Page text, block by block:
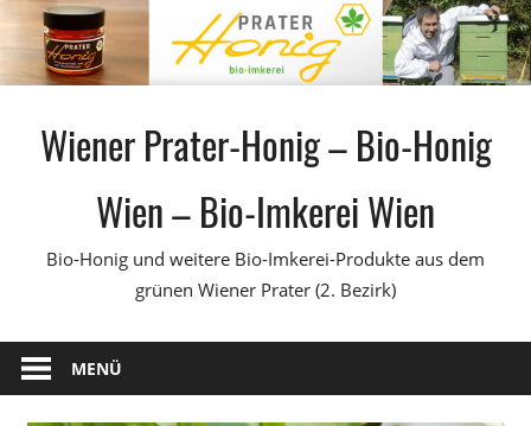
Inhalt
springen
Wiener Prater-Honig – Bio-Honig
Wien – Bio-Imkerei Wien
Bio-Honig und weitere Bio-Imkerei-Produkte aus dem
grünen Wiener Prater (2. Bezirk)
MENÜ